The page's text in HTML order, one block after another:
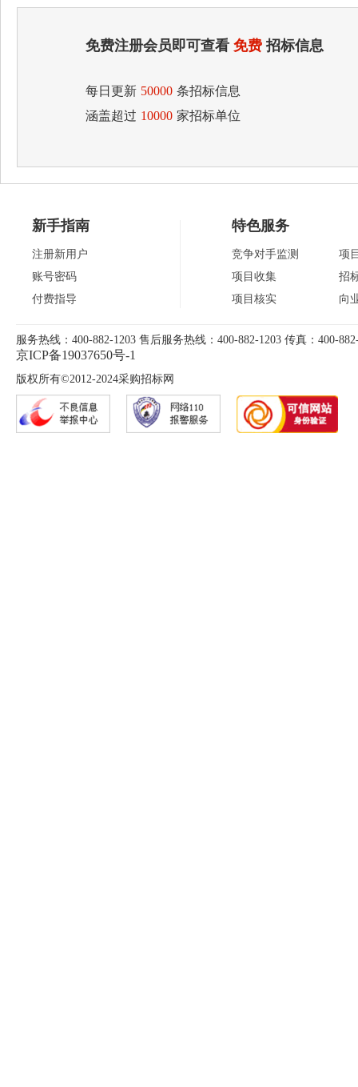
免费注册会员即可查看 免费 招标信息
每日更新 50000 条招标信息
涵盖超过 10000 家招标单位
新手指南
注册新用户
账号密码
付费指导
特色服务
竞争对手监测
项目收集
项目核实
项
招
向
服务热线：400-882-1203 售后服务热线：400-882-1203 传真：400-
京ICP备19037650号-1
版权所有©2012-2024采购招标网